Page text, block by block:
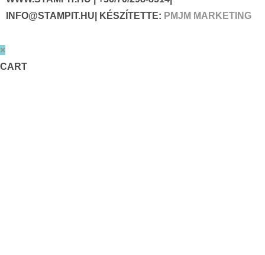
INFO@STAMPIT.HU| KÉSZÍTETTE: PMJM MARKETING
×
CART